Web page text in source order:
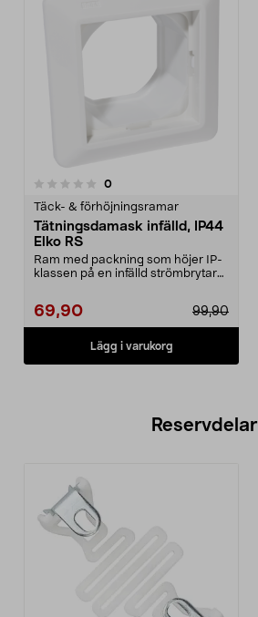
0recensioner
Täck- & förhöjningsramar
Tätningsdamask infälld, IP44
Elko RS
Ram med packning som höjer IP-
klassen på en infälld strömbrytare
99,90
69,90
Lägg i varukorg
Reservdelar